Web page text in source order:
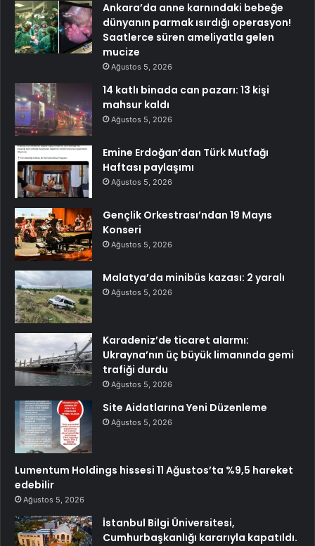
Ankara’da anne karnındaki bebeğe
dünyanın parmak ısırdığı operasyon!
Saatlerce süren ameliyatla gelen
mucize
Ağustos 5, 2026
14 katlı binada can pazarı: 13 kişi
mahsur kaldı
Ağustos 5, 2026
Emine Erdoğan’dan Türk Mutfağı
Haftası paylaşımı
Ağustos 5, 2026
Gençlik Orkestrası’ndan 19 Mayıs
Konseri
Ağustos 5, 2026
Malatya’da minibüs kazası: 2 yaralı
Ağustos 5, 2026
Karadeniz’de ticaret alarmı:
Ukrayna’nın üç büyük limanında gemi
trafiği durdu
Ağustos 5, 2026
Site Aidatlarına Yeni Düzenleme
Ağustos 5, 2026
Lumentum Holdings hissesi 11 Ağustos’ta %9,5 hareket
edebilir
Ağustos 5, 2026
İstanbul Bilgi Üniversitesi,
Cumhurbaşkanlığı kararıyla kapatıldı.